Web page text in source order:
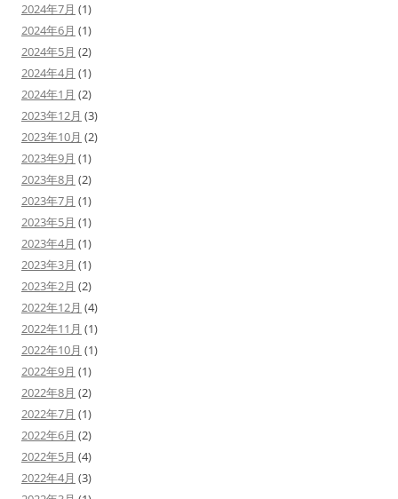
2024年7月 (1)
2024年6月 (1)
2024年5月 (2)
2024年4月 (1)
2024年1月 (2)
2023年12月 (3)
2023年10月 (2)
2023年9月 (1)
2023年8月 (2)
2023年7月 (1)
2023年5月 (1)
2023年4月 (1)
2023年3月 (1)
2023年2月 (2)
2022年12月 (4)
2022年11月 (1)
2022年10月 (1)
2022年9月 (1)
2022年8月 (2)
2022年7月 (1)
2022年6月 (2)
2022年5月 (4)
2022年4月 (3)